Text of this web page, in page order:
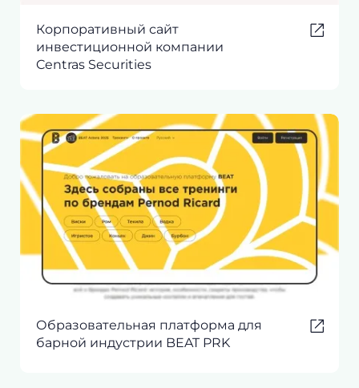
Корпоративный сайт
инвестиционной компании
Centras Securities
Образовательная платформа для
барной индустрии BEAT PRK